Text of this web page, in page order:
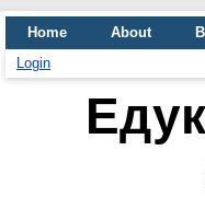
Home About
Login